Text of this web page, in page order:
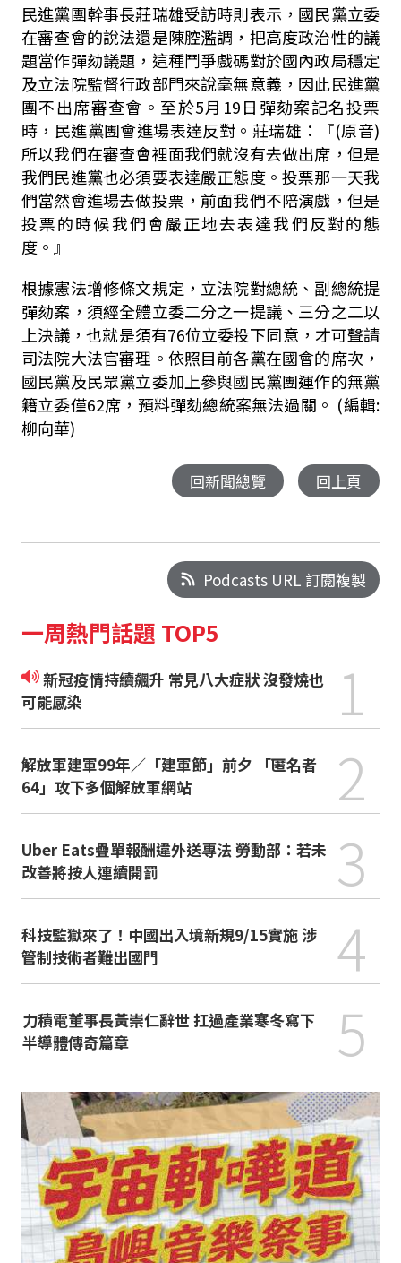
民進黨團幹事長莊瑞雄受訪時則表示，國民黨立委
在審查會的說法還是陳腔濫調，把高度政治性的議
題當作彈劾議題，這種鬥爭戲碼對於國內政局穩定
及立法院監督行政部門來說毫無意義，因此民進黨
團不出席審查會。至於5月19日彈劾案記名投票
時，民進黨團會進場表達反對。莊瑞雄：『(原音)
所以我們在審查會裡面我們就沒有去做出席，但是
我們民進黨也必須要表達嚴正態度。投票那一天我
們當然會進場去做投票，前面我們不陪演戲，但是
投票的時候我們會嚴正地去表達我們反對的態
度。』
根據憲法增修條文規定，立法院對總統、副總統提
彈劾案，須經全體立委二分之一提議、三分之二以
上決議，也就是須有76位立委投下同意，才可聲請
司法院大法官審理。依照目前各黨在國會的席次，
國民黨及民眾黨立委加上參與國民黨團運作的無黨
籍立委僅62席，預料彈劾總統案無法過關。 (編輯:
柳向華)
回新聞總覽 回上頁
Podcasts URL 訂閱複製
一周熱門話題 TOP5
新冠疫情持續飆升 常見八大症狀 沒發燒也
可能感染
1
解放軍建軍99年／「建軍節」前夕 「匿名者
64」攻下多個解放軍網站
2
Uber Eats疊單報酬違外送專法 勞動部：若未
改善將按人連續開罰
3
科技監獄來了！中國出入境新規9/15實施 涉
管制技術者難出國門
4
力積電董事長黃崇仁辭世 扛過產業寒冬寫下
半導體傳奇篇章
5